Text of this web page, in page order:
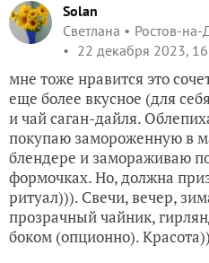
Solan
Светлана
Ростов-на-
22 декабря 2023,
мне тоже нравится это
еще более вкусное (для
и чай саган-дайля.
покупаю замороженную в
блендере и замораживаю
формочках. Но, должна
ритуал))). Свечи, вечер,
прозрачный чайник,
боком (опционно).